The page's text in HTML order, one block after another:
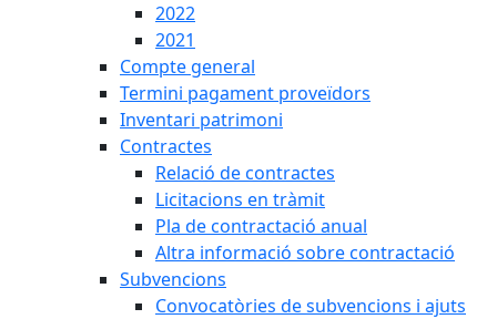
2022
2021
Compte general
Termini pagament proveïdors
Inventari patrimoni
Contractes
Relació de contractes
Licitacions en tràmit
Pla de contractació anual
Altra informació sobre contractació
Subvencions
Convocatòries de subvencions i ajuts